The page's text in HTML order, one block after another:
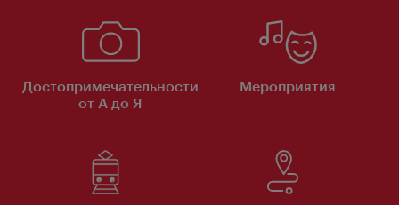
Достопримечательности
от А до Я
Мероприятия